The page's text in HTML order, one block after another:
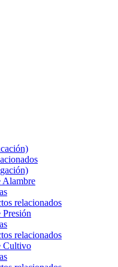
Alambre
relacionados
relacionados
Cultivo